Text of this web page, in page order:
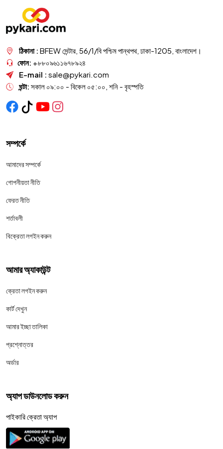
ঠিকানা : BFEW সেন্টার, 56/1/বি পশ্চিম পান্থপথ, ঢাকা-1205, বাংলাদেশ।
ফোন: +৮৮০৯৬১১৬৭৮৯২৪
E-mail : sale@pykari.com
ঘন্টা: সকাল ০৯:০০ - বিকেল ০৫:০০, শনি - বৃহস্পতি
সম্পর্কে
আমাদের সম্পর্কে
গোপনীয়তা নীতি
ফেরত নীতি
শর্তাবলী
বিক্রেতা লগইন করুন
আমার অ্যাকাউন্ট
ক্রেতা লগইন করুন
কার্ট দেখুন
আমার ইচ্ছা তালিকা
প্রশ্নোত্তর
অর্ডার
অ্যাপ ডাউনলোড করুন
পাইকারি ক্রেতা অ্যাপ